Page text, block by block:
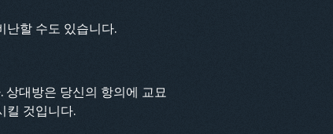
난할 수도 있습니다.
대방은 당신의 항의에 교묘
킬 것입니다.